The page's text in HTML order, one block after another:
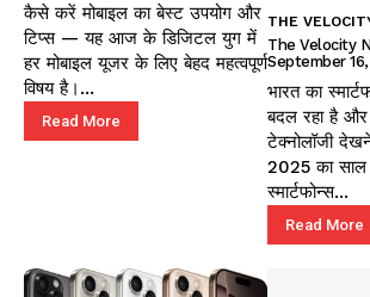
कैसे करें मोबाइल का बेस्ट उपयोग और
टिप्स — यह आज के डिजिटल युग में
हर मोबाइल यूजर के लिए बेहद महत्वपूर्ण
विषय है।...
Read More
THE
The Velocity
September
भारत का
बदल रहा है
टेक्नोलॉजी
2025 का
स्मार्टफोन्स...
Read More